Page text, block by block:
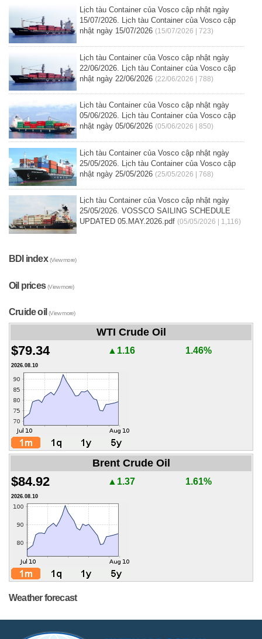
Lịch tàu Container của Vosco cập nhật ngày
15/07/2026. Lịch tàu Container của Vosco cập
nhật ngày 15/07/2026 (15/07/2026 | 723)
Lịch tàu Container của Vosco cập nhật ngày
22/06/2026. Lịch tàu Container của Vosco cập
nhật ngày 22/06/2026 (22/06/2026 | 788)
Lịch tàu Container của Vosco cập nhật ngày
05/06/2026. Lịch tàu Container của Vosco cập
nhật ngày 05/06/2026 (05/06/2026 | 850)
Lịch tàu Container của Vosco cập nhật ngày
25/05/2026. Lịch tàu Container của Vosco cập
nhật ngày 25/05/2026 (25/05/2026 | 768)
Lịch tàu Container của Vosco cập nhật ngày
25/05/2026. VOSSCO SAILING SCHEDULE
UPDATED 05.MAY.2026.pdf (05/05/2026 | 1,116)
BDI index(View more)
Oil prices(View more)
Cruide oil(View more)
WTI Crude Oil
$79.34 ▲1.16 1.46%
2026.08.10
Brent Crude Oil
$84.92 ▲1.37 1.61%
2026.08.10
Weather forecast